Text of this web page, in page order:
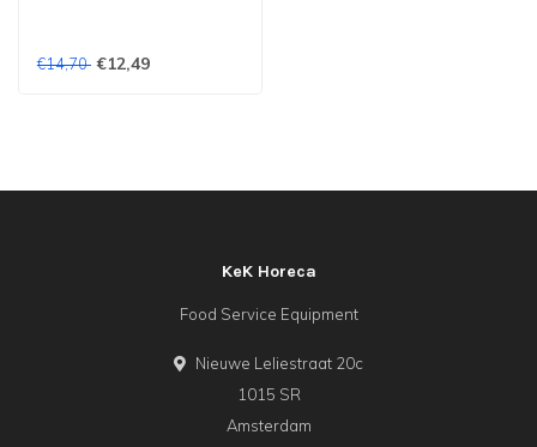
€14,70 €12,49
KeK Horeca
Food Service Equipment
Nieuwe Leliestraat 20c
1015 SR
Amsterdam